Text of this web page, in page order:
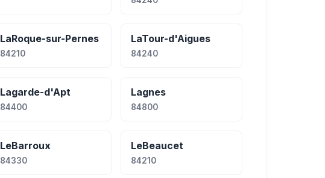
LaRoque-sur-Pernes
84210
LaTour-d'Aigues
84240
Lagarde-d'Apt
84400
Lagnes
84800
LeBarroux
84330
LeBeaucet
84210